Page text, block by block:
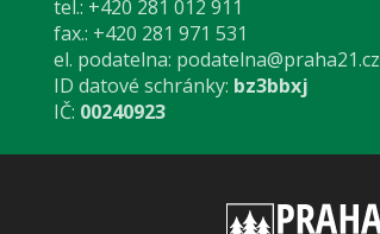
tel.: +420 281 012 911
fax.: +420 281 971 531
el. podatelna: podatelna@praha21.cz
ID datové schránky: bz3bbxj
IČ: 00240923